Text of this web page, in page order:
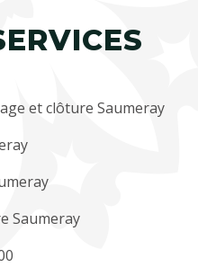
et clôture Saumeray
Saumeray